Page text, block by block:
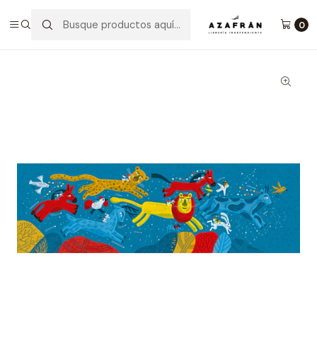
0
Ilustración Digital Portada Catálogo Bologna 90 X 31,57